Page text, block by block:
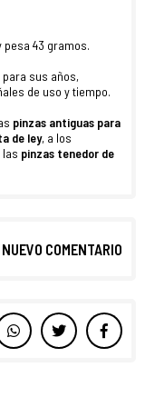
pesa 43 gramos.
sus años,
de uso y tiempo.
pinzas antiguas para
de ley, a los
las pinzas tenedor de
NUEVO COMENTARIO